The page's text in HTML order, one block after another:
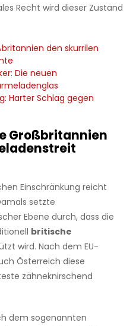
Recht wird dieser Zustand
den skurrilen
Die neuen
Harter Schlag gegen
Großbritannien
Einschränkung reicht
setzte
Ebene durch, dass die
britische
wird. Nach dem EU-
Österreich diese
zähneknirschend
dem sogenannten